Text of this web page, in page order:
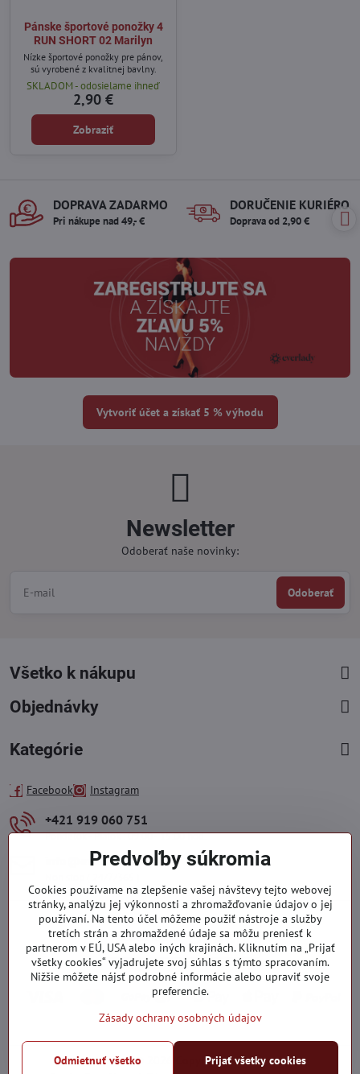
Pánske športové ponožky 4
RUN SHORT 02 Marilyn
Nízke športové ponožky pre pánov,
sú vyrobené z kvalitnej bavlny.
SKLADOM - odosielame ihneď
2,90 €
Zobraziť
DOPRAVA ZADARMO
Pri nákupe nad 49,- €
DORUČENIE KURIÉROM
Doprava od 2,90 €
Vytvoriť účet a získať 5 % výhodu
Newsletter
Odoberať naše novinky:
Odoberať
Všetko k nákupu
Objednávky
Kategórie
Facebook Instagram
+421 919 060 751
Pondelok - Piatok : 09:00 - 15:00 hod.
info​@everlady​.eu
©
Copyright
Predvoľby súkromia
Cookies používame na zlepšenie vašej návštevy tejto webovej
stránky, analýzu jej výkonnosti a zhromažďovanie údajov o jej
používaní. Na tento účel môžeme použiť nástroje a služby
tretích strán a zhromaždené údaje sa môžu preniesť k
partnerom v EÚ, USA alebo iných krajinách. Kliknutím na „Prijať
všetky cookies“ vyjadrujete svoj súhlas s týmto spracovaním.
Nižšie môžete nájsť podrobné informácie alebo upraviť svoje
preferencie.
Zásady ochrany osobných údajov
Prijať všetky cookies
Odmietnuť všetko